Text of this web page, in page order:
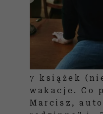
7 książek
wakacje. Co
Marcisz,